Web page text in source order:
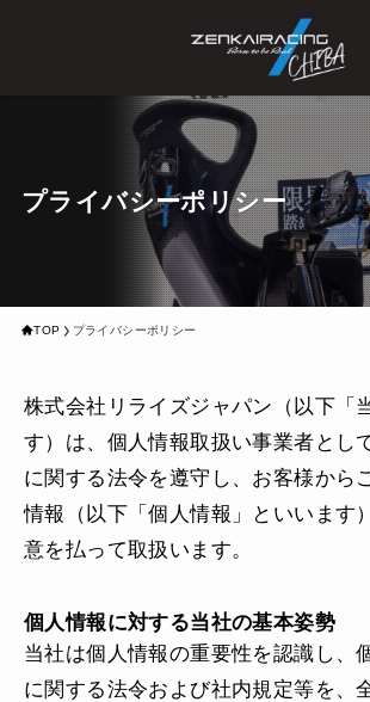
プライバシーポリシー
TOP プライバシーポリシー
株式会社リライズジャパン（以下「
す）は、個人情報取扱い事業者とし
に関する法令を遵守し、お客様から
情報（以下「個人情報」といいます
意を払って取扱います。
個人情報に対する当社の基本姿勢
当社は個人情報の重要性を認識し、
に関する法令および社内規定等を、